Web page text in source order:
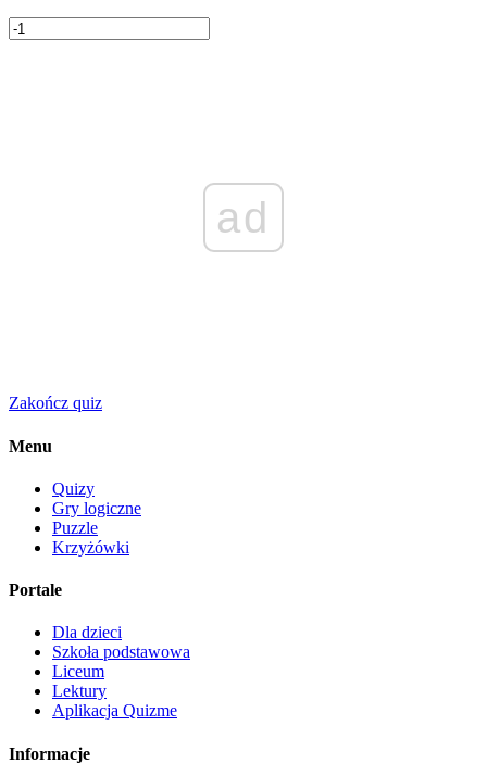
ad
Zakończ quiz
Menu
Quizy
Gry logiczne
Puzzle
Krzyżówki
Portale
Dla dzieci
Szkoła podstawowa
Liceum
Lektury
Aplikacja Quizme
Informacje